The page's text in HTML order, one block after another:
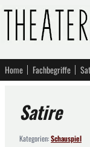
Home Fachbegriffe
Satire
Kategorien:Schauspiel